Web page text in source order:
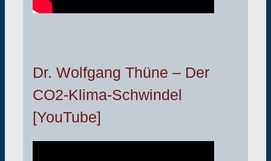
Dr. Wolfgang Thüne – Der
CO2-Klima-Schwindel
[YouTube]